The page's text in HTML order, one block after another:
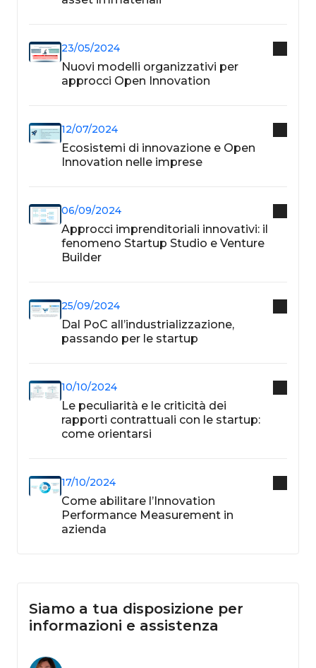
23/05/2024
Nuovi modelli organizzativi per
approcci Open Innovation
12/07/2024
Ecosistemi di innovazione e Open
Innovation nelle imprese
06/09/2024
Approcci imprenditoriali innovativi: il
fenomeno Startup Studio e Venture
Builder
25/09/2024
Dal PoC all’industrializzazione,
passando per le startup
10/10/2024
Le peculiarità e le criticità dei
rapporti contrattuali con le startup:
come orientarsi
17/10/2024
Come abilitare l’Innovation
Performance Measurement in
azienda
Siamo a tua disposizione per
informazioni e assistenza